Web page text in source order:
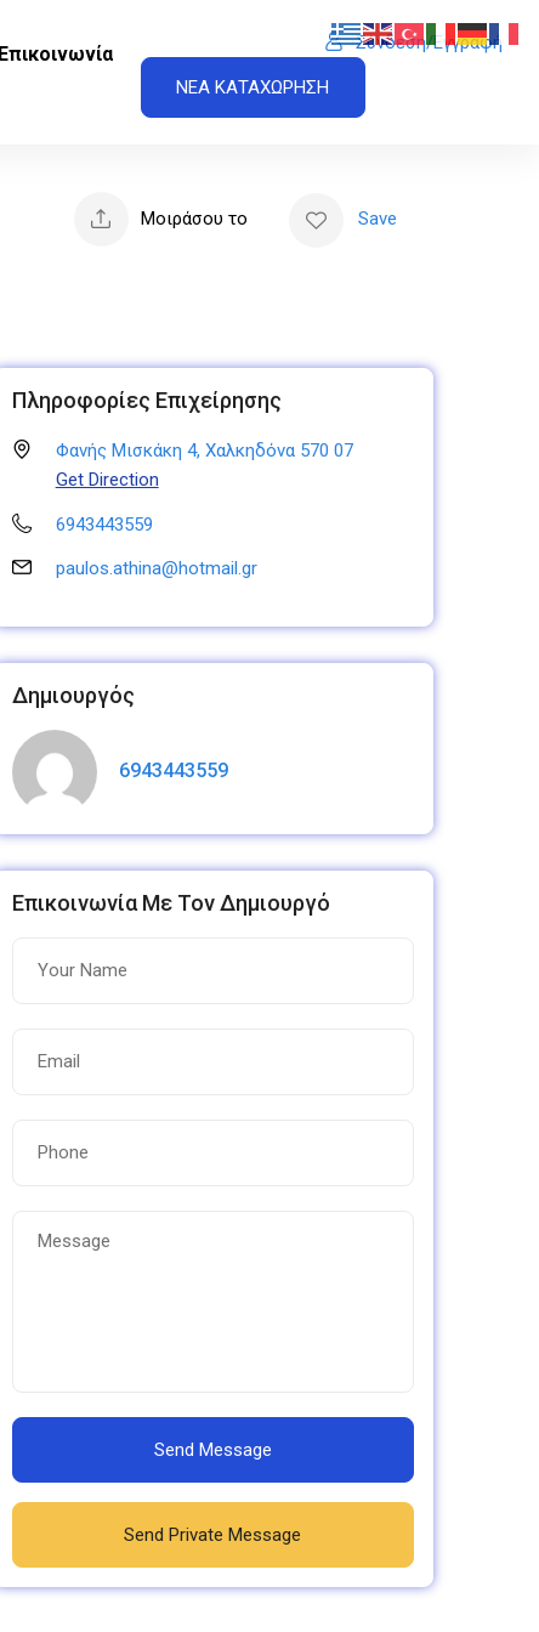
Επικοινωνία
Σύνδεση/Εγγραφή
ΝΕΑ ΚΑΤΑΧΩΡΗΣΗ
Μοιράσου το Save
Πληροφορίες Επιχείρησης
Φανής Μισκάκη 4, Χαλκηδόνα 570 07
Get Direction
6943443559
paulos.athina@hotmail.gr
Δημιουργός
6943443559
Επικοινωνία Με Τον Δημιουργό
Send Message
Send Private Message